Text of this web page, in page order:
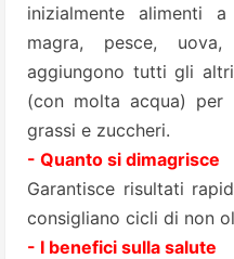
inizialmente alimenti
magra, pesce,
aggiungono tutti gli altri
(con molta acqua) per
grassi e zuccheri.
- Quanto si dimagrisce
Garantisce risultati
consigliano cicli di non
- I benefici sulla salute